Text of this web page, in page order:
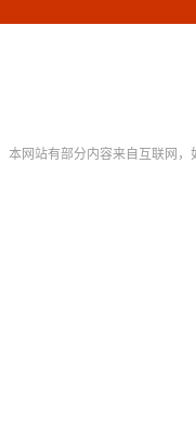
本网站有部分内容来自互联网